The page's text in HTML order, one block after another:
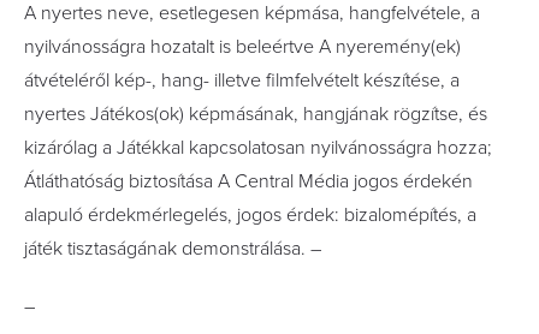
A nyertes neve, esetlegesen képmása, hangfelvétele, a
nyilvánosságra hozatalt is beleértve A nyeremény(ek)
átvételéről kép-, hang- illetve filmfelvételt készítése, a
nyertes Játékos(ok) képmásának, hangjának rögzítse, és
kizárólag a Játékkal kapcsolatosan nyilvánosságra hozza;
Átláthatóság biztosítása A Central Média jogos érdekén
alapuló érdekmérlegelés, jogos érdek: bizalomépítés, a
játék tisztaságának demonstrálása. –
–